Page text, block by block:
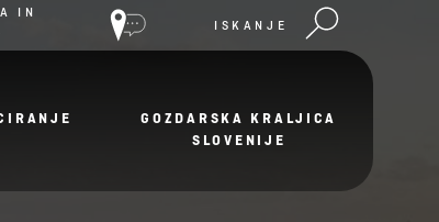
IN
ISKANJE
GOZDARSKA KRALJICA
SLOVENIJE